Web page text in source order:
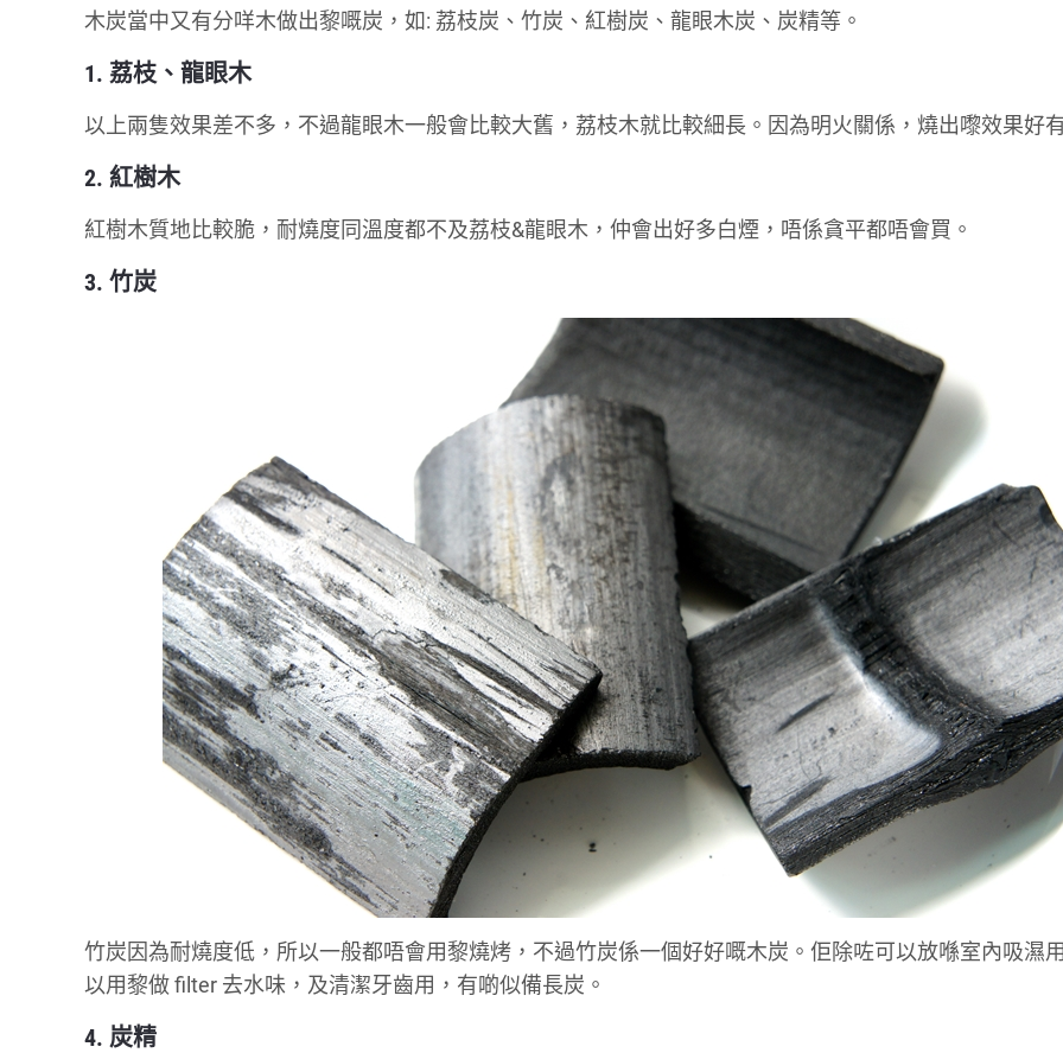
木炭當中又有分咩木做出黎嘅炭，如: 荔枝炭、竹炭、紅樹炭、龍眼木炭、炭精等。
1. 荔枝、龍眼木
以上兩隻效果差不多，不過龍眼木一般會比較大舊，荔枝木就比較細長。因為明火關係，燒出嚟效果好
2. 紅樹木
紅樹木質地比較脆，耐燒度同溫度都不及荔枝&龍眼木，仲會出好多白煙，唔係貪平都唔會買。
3. 竹炭
竹炭因為耐燒度低，所以一般都唔會用黎燒烤，不過竹炭係一個好好嘅木炭。佢除咗可以放喺室內吸濕
以用黎做 filter 去水味，及清潔牙齒用，有啲似備長炭。
4. 炭精